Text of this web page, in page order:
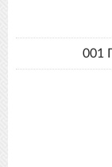
001